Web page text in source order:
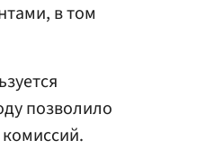
в том
позволило